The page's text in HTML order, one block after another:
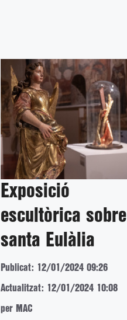
Exposició
escultòrica sobre
santa Eulàlia
Publicat: 12/01/2024 09:26
Actualitzat: 12/01/2024 10:08
per MAC